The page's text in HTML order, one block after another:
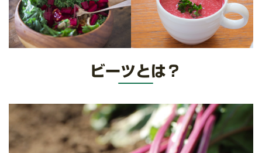
ビーツとは？